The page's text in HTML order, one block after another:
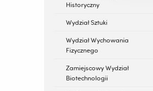
Historyczny
Wydział Sztuki
Wydział Wychowania
Fizycznego
Zamiejscowy Wydział
Biotechnologii